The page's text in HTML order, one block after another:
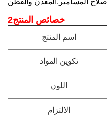
2خصائص المنتج
اسم المنتج
تكوين المواد
اللون
الالتزام